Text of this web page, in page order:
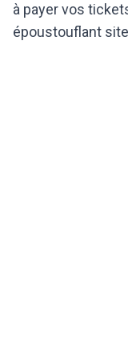
à payer vos
époustouflant